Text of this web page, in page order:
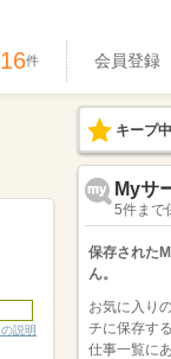
件 会員登録
説明
キープ
Myサ
5件まで
保存された
ん。
お気に入り
チに保存す
仕事一覧に